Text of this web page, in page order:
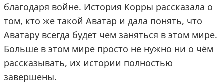
благодаря войне. История Корры рассказала о
том, кто же такой Аватар и дала понять, что
Аватару всегда будет чем заняться в этом мире.
Больше в этом мире просто не нужно ни о чём
рассказывать, их истории полностью
завершены.